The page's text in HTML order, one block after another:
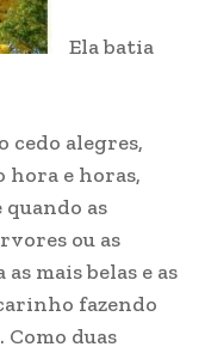
Ela batia
cedo alegres,
hora e horas,
as
ou as
mais belas e as
fazendo
Como duas